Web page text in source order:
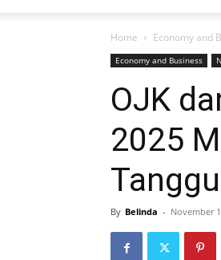
Home Economy and
Economy and Business
OJK
2025
By Belinda - November